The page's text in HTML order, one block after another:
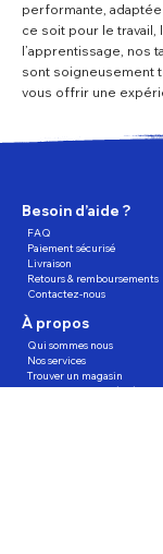
performante,
ce soit pour le
l’apprentissage, nos
sont soigneusement
vous offrir une
Besoin d’aide ?
FAQ
Paiement sécurisé
Livraison
Retours & remboursements
Contactez-nous
À propos
Qui sommes nous
Nos services
Trouver un magasin
Programme de fidélité